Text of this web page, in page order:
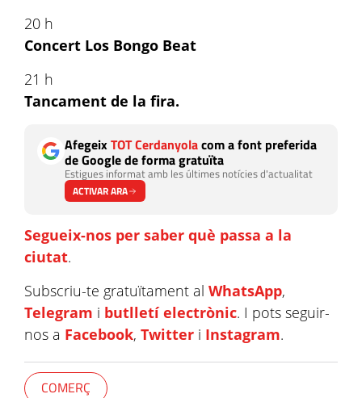
20 h
Concert Los Bongo Beat
21 h
Tancament de la fira.
AfegeixTOT Cerdanyolacom a font preferida
de Google de forma gratuïta
Estigues informat amb les últimes notícies d'actualitat
ACTIVAR ARA
Segueix-nos per saber què passa a la
ciutat.
Subscriu-te gratuïtament al WhatsApp,
Telegram i butlletí electrònic. I pots seguir-
nos a Facebook, Twitter i Instagram.
COMERÇ